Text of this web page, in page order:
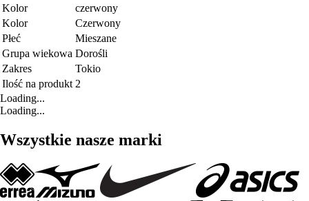
Kolor
czerwony
Kolor
Czerwony
Płeć
Mieszane
Grupa wiekowa Dorośli
Zakres
Tokio
Ilość na produkt 2
Loading...
Loading...
Wszystkie nasze marki